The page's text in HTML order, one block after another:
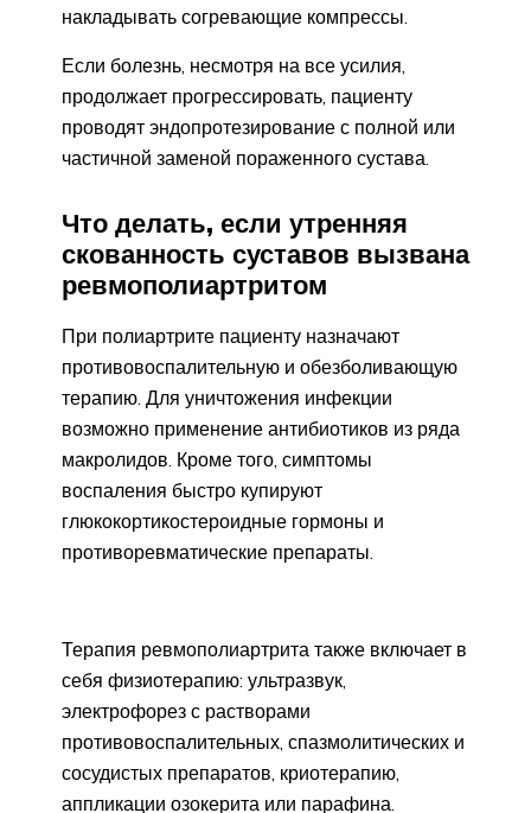
накладывать согревающие компрессы.
Если болезнь, несмотря на все усилия,
продолжает прогрессировать, пациенту
проводят эндопротезирование с полной или
частичной заменой пораженного сустава.
Что делать, если утренняя
скованность суставов вызвана
ревмополиартритом
При полиартрите пациенту назначают
противовоспалительную и обезболивающую
терапию. Для уничтожения инфекции
возможно применение антибиотиков из ряда
макролидов. Кроме того, симптомы
воспаления быстро купируют
глюкокортикостероидные гормоны и
противоревматические препараты.
Терапия ревмополиартрита также включает в
себя физиотерапию: ультразвук,
электрофорез с растворами
противовоспалительных, спазмолитических и
сосудистых препаратов, криотерапию,
аппликации озокерита или парафина.